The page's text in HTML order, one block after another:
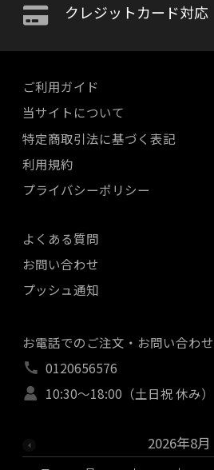
クレジットカード対応
ご利用ガイド
当サイトについて
特定商取引法に基づく表記
利用規約
プライバシーポリシー
よくある質問
お問い合わせ
プッシュ通知
お電話でのご注文・お問い合わせ
0120656576
10:30～18:00（土日祝 休み）
2026年8月